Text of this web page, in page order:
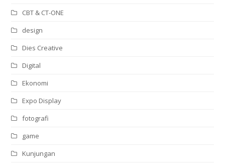
CBT & CT-ONE
design
Dies Creative
Digital
Ekonomi
Expo Display
fotografi
game
Kunjungan